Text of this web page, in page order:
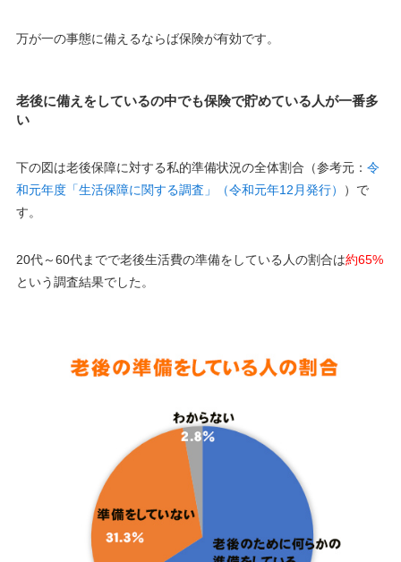
万が一の事態に備えるならば保険が有効です。
老後に備えをしているの中でも保険で貯めている人が一番多
い
下の図は老後保障に対する私的準備状況の全体割合（参考元： 令
和元年度「生活保障に関する調査」（令和元年12月発行）
）で
す。
20代～60代までで老後生活費の準備をしている人の割合は約65%
という調査結果でした。